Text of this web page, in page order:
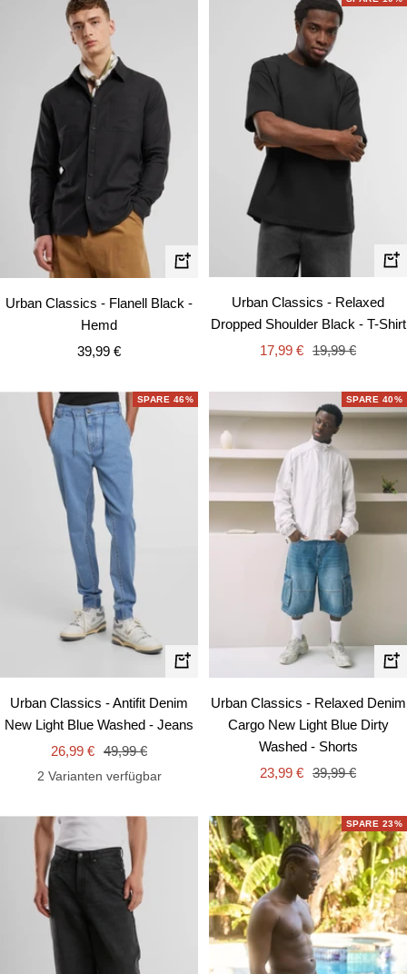
Schnellansicht
Urban Classics - Flanell Black -
Hemd
Angebotspreis
39,99 €
Urban Classics - Relaxed
Dropped Shoulder Black - T-Shirt
Angebotspreis
17,99 € Regulärer
19,99 €
SPARE 46%
Schnellansicht
Urban Classics - Antifit Denim
New Light Blue Washed - Jeans
Angebotspreis
26,99 € Regulärer
Preis
49,99 €
2 Varianten verfügbar
SPARE 40%
Urban Classics - Relaxed Denim
Cargo New Light Blue Dirty
Washed - Shorts
Angebotspreis
23,99 € Regulärer
39,99 €
SPARE 23%